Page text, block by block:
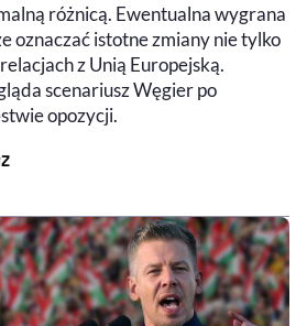
różnicą. Ewentualna wygrana
oznaczać istotne zmiany nie tylko
z Unią Europejską.
scenariusz Węgier po
opozycji.